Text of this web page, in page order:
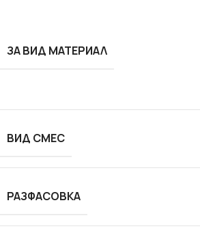
ЗА ВИД МАТЕРИАЛ
ВИД СМЕС
РАЗФАСОВКА